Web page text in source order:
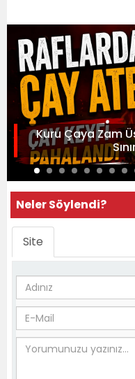
Kuru Çaya Zam
Neler Söylendi?
Site